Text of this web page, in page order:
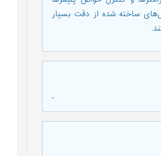
ساخته شده از دقت بسیار